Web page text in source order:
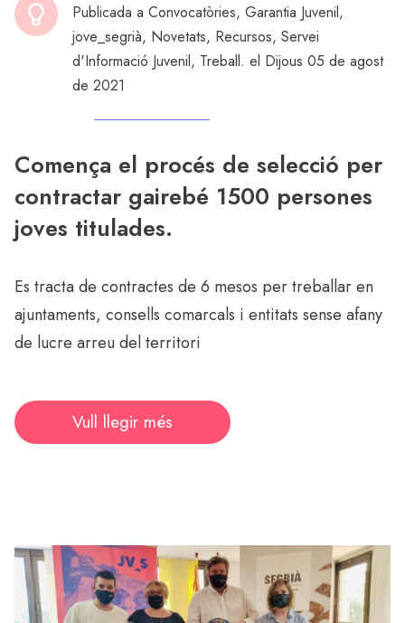
Publicada a Convocatòries, Garantia Juvenil,
jove_segrià, Novetats, Recursos, Servei
d'Informació Juvenil, Treball. el Dijous 05 de agost
de 2021
Comença el procés de selecció per
contractar gairebé 1500 persones
joves titulades.
Es tracta de contractes de 6 mesos per treballar en
ajuntaments, consells comarcals i entitats sense afany
de lucre arreu del territori
Vull llegir més